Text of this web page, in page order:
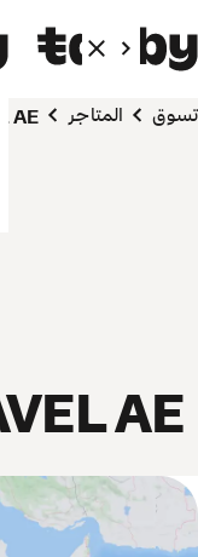
تسوق المتاجر AE
AE